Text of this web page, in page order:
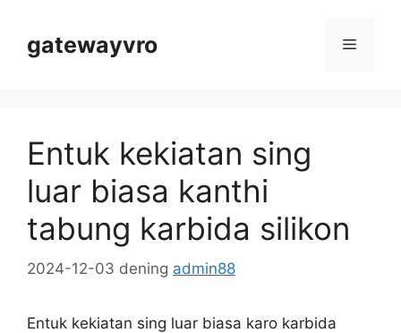
kontengatewayvro Menu
Entuk kekiatan sing
luar biasa kanthi
tabung karbida silikon
2024-12-03 dening admin88
Entuk kekiatan sing luar biasa karo karbida